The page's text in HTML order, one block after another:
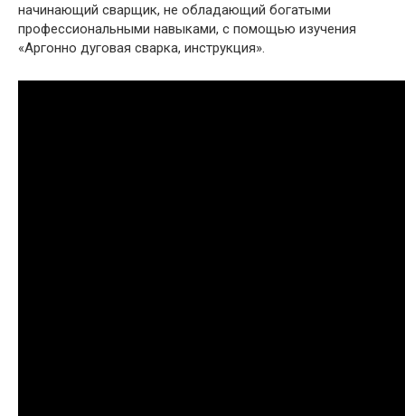
начинающий сварщик, не обладающий богатыми
профессиональными навыками, с помощью изучения
«Аргонно дуговая сварка, инструкция».